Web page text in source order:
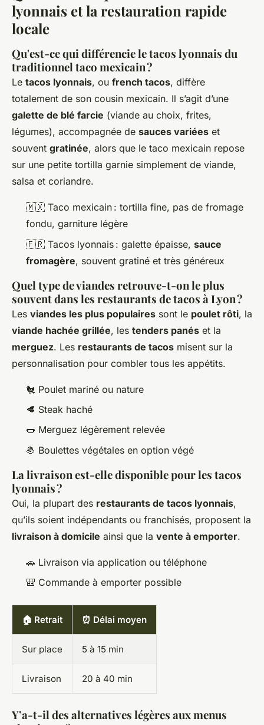
lyonnais et la restauration rapide
locale
Qu'est-ce qui différencie le tacos lyonnais du
traditionnel taco mexicain ?
Le tacos lyonnais, ou french tacos, diffère
totalement de son cousin mexicain. Il s’agit d’une
galette de blé farcie (viande au choix, frites,
légumes), accompagnée de sauces variées et
souvent gratinée, alors que le taco mexicain repose
sur une petite tortilla garnie simplement de viande,
salsa et coriandre.
🇲🇽 Taco mexicain : tortilla fine, pas de fromage
fondu, garniture légère
🇫🇷 Tacos lyonnais : galette épaisse, sauce
fromagère, souvent gratiné et très généreux
Quel type de viandes retrouve-t-on le plus
souvent dans les restaurants de tacos à Lyon ?
Les viandes les plus populaires sont le poulet rôti, la
viande hachée grillée, les tenders panés et la
merguez. Les restaurants de tacos misent sur la
personnalisation pour combler tous les appétits.
🐔 Poulet mariné ou nature
🥩 Steak haché
🌭 Merguez légèrement relevée
🧆 Boulettes végétales en option végé
La livraison est-elle disponible pour les tacos
lyonnais ?
Oui, la plupart des restaurants de tacos lyonnais,
qu’ils soient indépendants ou franchisés, proposent la
livraison à domicile ainsi que la vente à emporter.
🚗 Livraison via application ou téléphone
🎒 Commande à emporter possible
🏠 Retrait ⏰ Délai moyen
Sur place 5 à 15 min
Livraison 20 à 40 min
Y’a-t-il des alternatives légères aux menus